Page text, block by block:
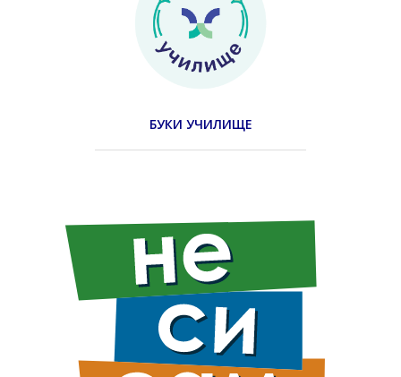
БУКИ УЧИЛИЩЕ